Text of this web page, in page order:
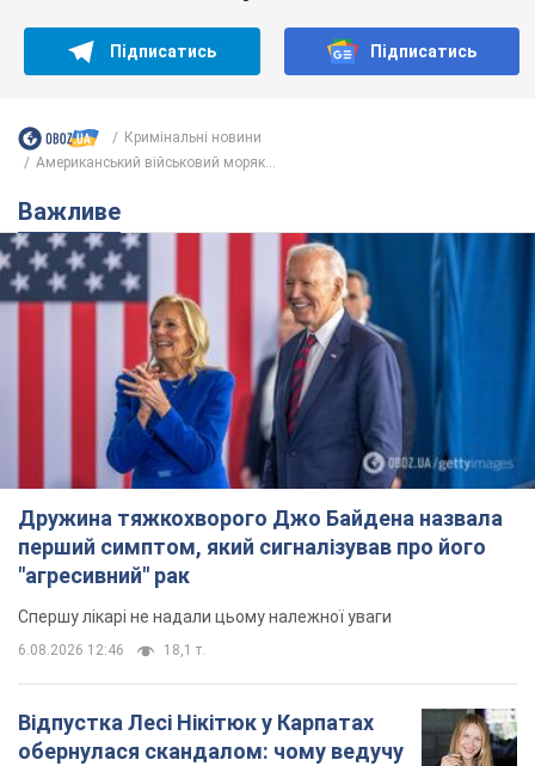
Підписатись Підписатись
Кримінальні новини
Американський військовий моряк...
Важливе
Дружина тяжкохворого Джо Байдена назвала
перший симптом, який сигналізував про його
"агресивний" рак
Спершу лікарі не надали цьому належної уваги
6.08.2026 12:46 18,1 т.
Відпустка Лесі Нікітюк у Карпатах
обернулася скандалом: чому ведучу